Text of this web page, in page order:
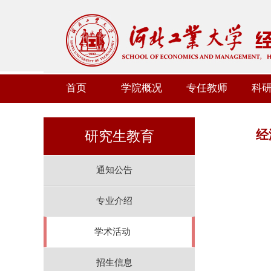
首页 学院概况 专任教师 科
研究生教育
通知公告
专业介绍
学术活动
招生信息
经